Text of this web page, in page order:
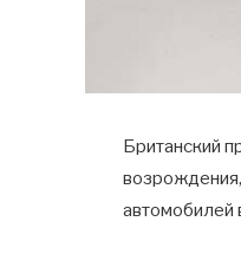
Британский
автомобилей